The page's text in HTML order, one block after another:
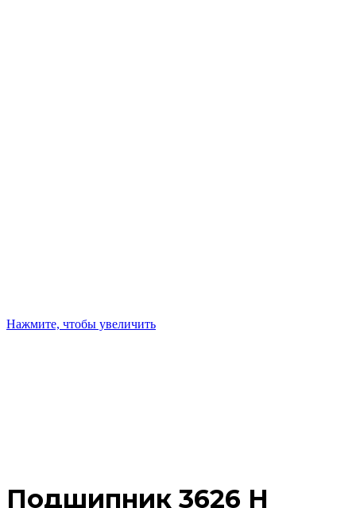
Нажмите, чтобы увеличить
Подшипник 3626 Н